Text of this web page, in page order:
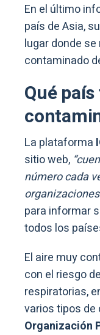
En el último
país de Asia,
lugar donde
contaminado
Qué
La plataforma
sitio web,
número cada
para informar
todos los
El aire muy
con el riesgo
respiratorias,
varios tipos de
Organización